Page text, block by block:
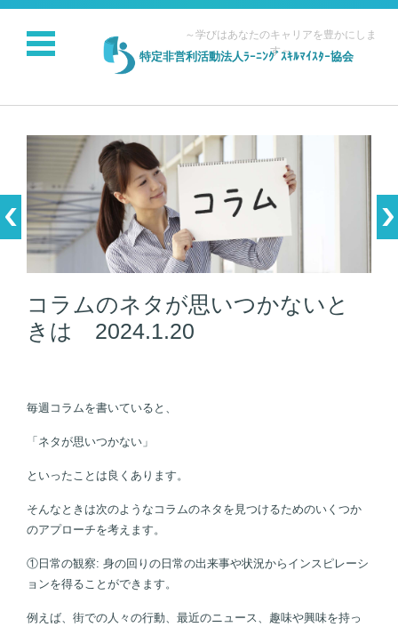
特定非営利活動法人ﾗｰﾆﾝｸﾞｽｷﾙﾏｲｽﾀｰ協会
～学びはあなたのキャリアを豊かにしま
す～
コンテンツに移動
コラムのネタが思いつかないと
きは 2024.1.20
毎週コラムを書いていると、
「ネタが思いつかない」
といったことは良くあります。
そんなときは次のようなコラムのネタを見つけるためのいくつか
のアプローチを考えます。
①日常の観察: 身の回りの日常の出来事や状況からインスピレーシ
ョンを得ることができます。
例えば、街での人々の行動、最近のニュース、趣味や興味を持っ